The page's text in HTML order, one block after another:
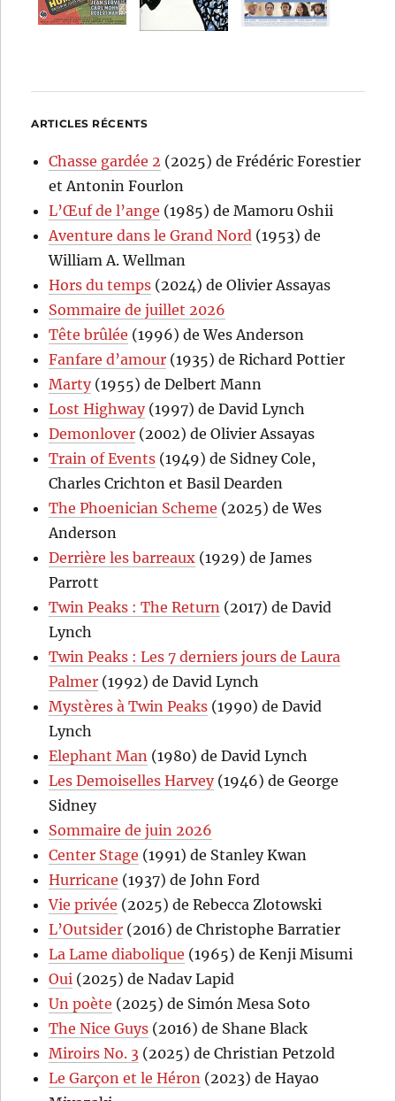
ARTICLES RÉCENTS
Chasse gardée 2 (2025) de Frédéric Forestier
et Antonin Fourlon
L’Œuf de l’ange (1985) de Mamoru Oshii
Aventure dans le Grand Nord (1953) de
William A. Wellman
Hors du temps (2024) de Olivier Assayas
Sommaire de juillet 2026
Tête brûlée (1996) de Wes Anderson
Fanfare d’amour (1935) de Richard Pottier
Marty(1955) de Delbert Mann
Lost Highway(1997) de David Lynch
Demonlover (2002) de Olivier Assayas
Train of Events (1949) de Sidney Cole,
Charles Crichton et Basil Dearden
The Phoenician Scheme (2025) de Wes
Anderson
Derrière les barreaux (1929) de James
Parrott
Twin Peaks : The Return (2017) de David
Lynch
Twin Peaks : Les 7 derniers jours de Laura
Palmer (1992) de David Lynch
Mystères à Twin Peaks (1990) de David
Lynch
Elephant Man (1980) de David Lynch
Les Demoiselles Harvey(1946) de George
Sidney
Sommaire de juin 2026
Center Stage (1991) de Stanley Kwan
Hurricane (1937) de John Ford
Vie privée (2025) de Rebecca Zlotowski
L’Outsider (2016) de Christophe Barratier
La Lame diabolique (1965) de Kenji Misumi
Oui (2025) de Nadav Lapid
Un poète (2025) de Simón Mesa Soto
The Nice Guys (2016) de Shane Black
Miroirs No. 3 (2025) de Christian Petzold
Le Garçon et le Héron (2023) de Hayao